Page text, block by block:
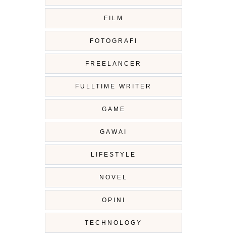
FILM
FOTOGRAFI
FREELANCER
FULLTIME WRITER
GAME
GAWAI
LIFESTYLE
NOVEL
OPINI
TECHNOLOGY